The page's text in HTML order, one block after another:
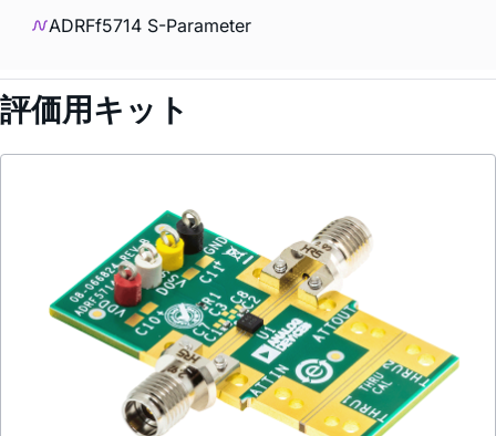
ADRFf5714 S-Parameter
評価用キット